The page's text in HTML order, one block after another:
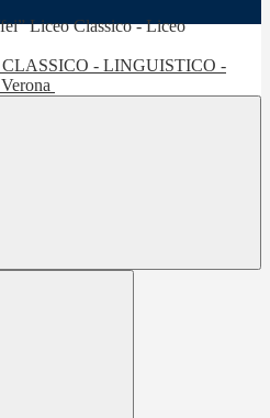
CLASSICO - LINGUISTICO -
Verona